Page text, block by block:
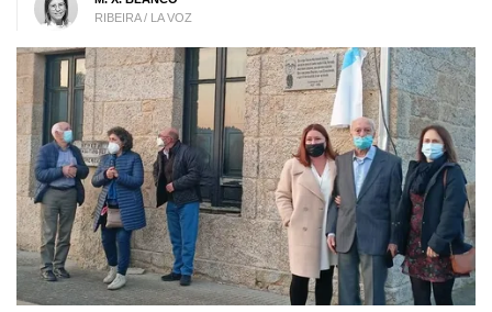
RIBEIRA / LA VOZ